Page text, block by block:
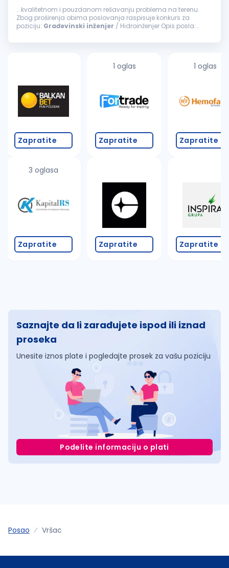
...kvalitetnom i pouzdanom rešavanju problema na terenu.
Zbog proširenja obima poslovanja raspisuje konkurs za
poziciju: Građevinski inženjer / Hidroinženjer Opis posla:
Koordinacija terenskih ekipa...
Zapratite
3 oglasa
Zapratite
1 oglas
Zapratite
Zapratite
1 oglas
Zapratite
Zapratite
Saznajte da li zarađujete ispod ili iznad
proseka
Unesite iznos plate i pogledajte prosek za vašu poziciju
Podelite informaciju o plati
Posao Vršac